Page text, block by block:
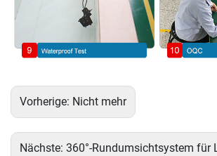
Vorherige: Nicht mehr
Nächste: 360°-Rundumsichtsystem für